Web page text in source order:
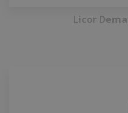
Licor